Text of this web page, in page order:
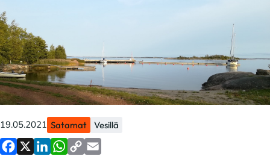
19.05.2021 Satamat Vesillä